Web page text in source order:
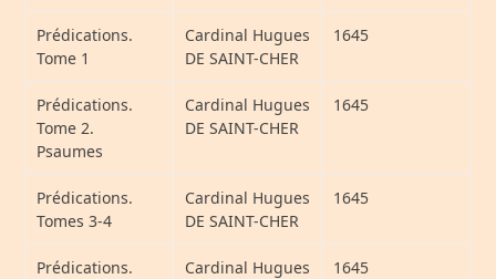
Prédications.
Tome 1
Cardinal Hugues
DE SAINT-CHER
1645
Prédications.
Tome 2.
Psaumes
Cardinal Hugues
DE SAINT-CHER
1645
Prédications.
Tomes 3-4
Cardinal Hugues
DE SAINT-CHER
1645
Prédications.
Cardinal Hugues
1645